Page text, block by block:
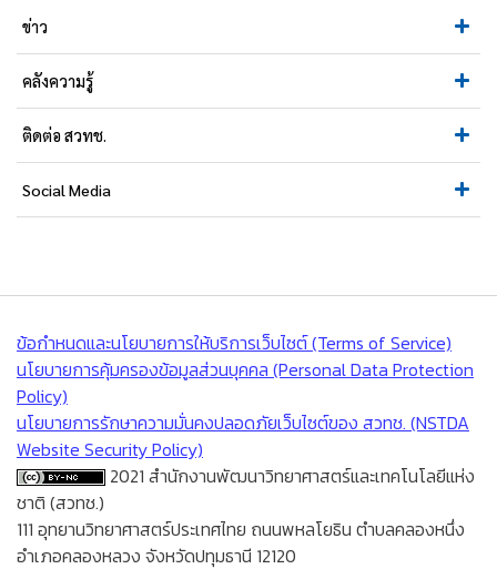
ข่าว
คลังความรู้
ติดต่อ สวทช.
Social Media
ข้อกำหนดและนโยบายการให้บริการเว็บไซต์ (Terms of Service)
นโยบายการคุ้มครองข้อมูลส่วนบุคคล (Personal Data Protection
Policy)
นโยบายการรักษาความมั่นคงปลอดภัยเว็บไซต์ของ สวทช. (NSTDA
Website Security Policy)
2021 สำนักงานพัฒนาวิทยาศาสตร์และเทคโนโลยีแห่ง
ชาติ (สวทช.)
111 อุทยานวิทยาศาสตร์ประเทศไทย ถนนพหลโยธิน ตำบลคลองหนึ่ง
อำเภอคลองหลวง จังหวัดปทุมธานี 12120